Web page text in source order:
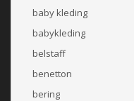
baby kleding
babykleding
belstaff
benetton
bering